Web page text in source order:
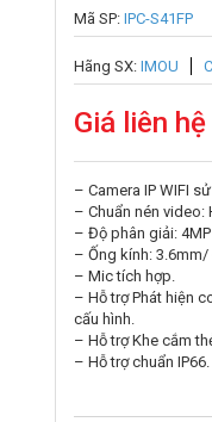
Mã SP: IPC-S41FP
Hãng SX: IMOU
Giá liên hệ
– Camera IP WIFI
– Chuẩn nén video:
– Độ phân giải:
– Ống kính:
– Mic tích hợp.
– Hỗ trợ Phát hiện
cấu hình.
– Hỗ trợ Khe cắm
– Hỗ trợ chuẩn IP66.